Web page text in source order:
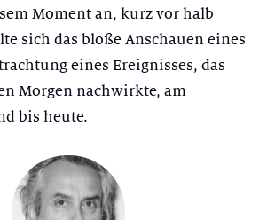
Moment an, kurz vor halb
sich das bloße Anschauen eines
eines Ereignisses, das
Morgen nachwirkte, am
bis heute.